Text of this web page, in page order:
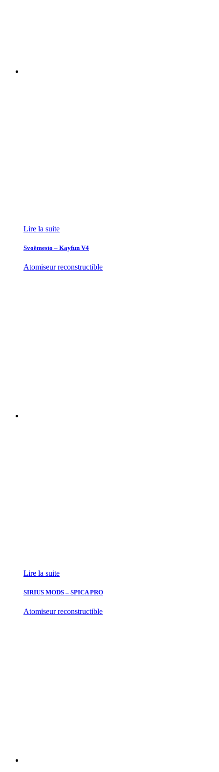
Lire la suite
Svoëmesto – Kayfun V4
Atomiseur reconstructible
Lire la suite
SIRIUS MODS – SPICA PRO
Atomiseur reconstructible